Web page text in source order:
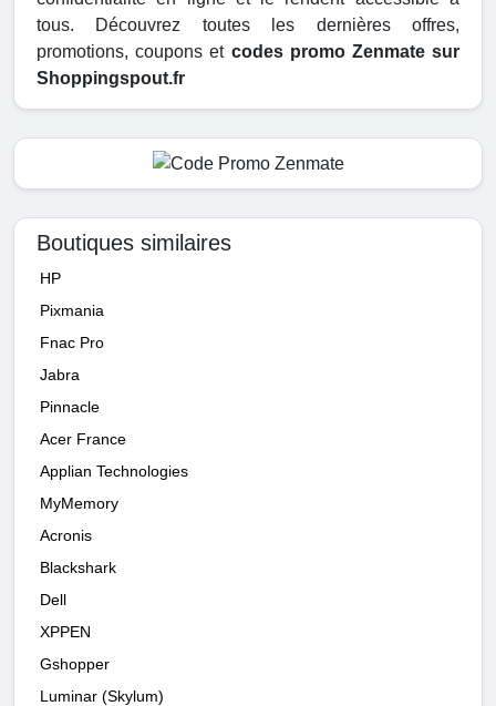
tous. Découvrez toutes les dernières offres,
promotions, coupons et codes promo Zenmate sur
Shoppingspout.fr
Boutiques similaires
HP
Pixmania
Fnac Pro
Jabra
Pinnacle
Acer France
Applian Technologies
MyMemory
Acronis
Blackshark
Dell
XPPEN
Gshopper
Luminar (Skylum)